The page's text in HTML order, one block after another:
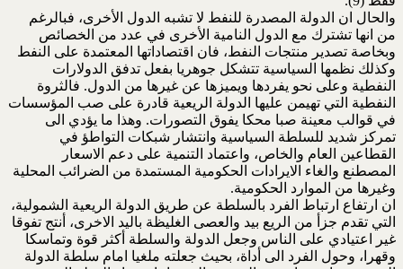
والحال ان الدولة المصدرة للنفط لا تشبه الدول الأخرى، فبالرغم
من انها تشترك مع الدول النامية الأخرى في عدد من الخصائص
وبخاصة تصدير منتجات النفط، فان اقتصاداتها المعتمدة على النفط
وكذلك نظمها السياسية تتشكل جوهريا بفعل تدفق الدولارات
النفطية وعلى نحو يفردها ويميزها عن غيرها من الدول. فالثروة
النفطية التي تهيمن عليها الدولة الريعية قادرة على صب المؤسسات
في قوالب معينة صبا محكا يفوق التصورات. وهذا ما يؤدي الى
تمركز شديد للسلطة السياسية وانتشار شبكات التواطؤ في
القطاعين العام والخاص، واعتماد التنمية على دعم الاسعار
المصطنع والغاء الايرادات الحكومية المستمدة من الضرائب المحلية
وغيرها من الموارد الحكومية.
ان ارتفاع ارتباط الفرد بالسلطة عن طريق الدولة الريعية الشمولية،
التي تقدم جزأ من الريع بيد والعصى الغليظة باليد الاخرى، أنتج تفوقا
غير اعتيادي على الناس وجعل الدولة والسلطة أكثر قوة وتماسكا
وقهرا، وحول الفرد الى أداة، بحيث جعلته ملغيا امام سلطة الدولة